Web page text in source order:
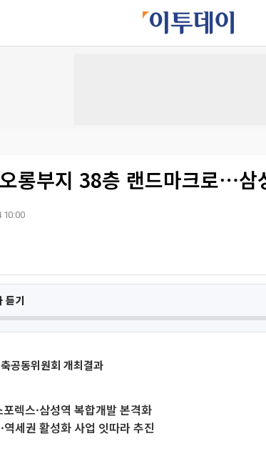
롱부지 38층 랜드마크로⋯삼
10:00
듣기
공동위원회 개최결과
렉스·삼성역 복합개발 본격화
역세권 활성화 사업 잇따라 추진